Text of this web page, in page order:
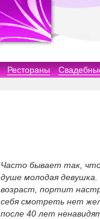
Рестораны
Часто бывает так,
душе молодая
возраст, портит
себя смотреть нет
после 40 лет